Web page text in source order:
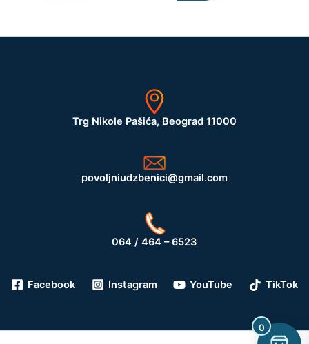
Trg Nikole Pašića, Beograd 11000
povoljniudzbenici@gmail.com
064 / 464 – 6523
Facebook Instagram YouTube TikTok
0